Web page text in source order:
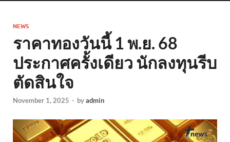
NEWS
ราคาทองวันนี้ 1 พ.ย. 68
ประกาศครั้งเดียว นักลงทุนรีบ
ตัดสินใจ
November 1, 2025 - byadmin